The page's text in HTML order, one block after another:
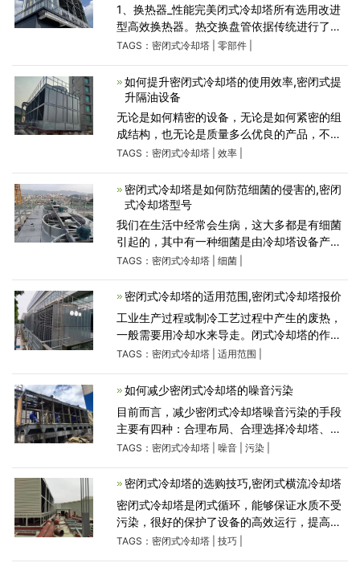
1、换热器_性能完美闭式冷却塔所有选用改进
型高效换热器。热交换盘管依据传统进行了优
化，选用椭圆形断面，有效降低了空气侧阻
每单位体积的热交换管
TAGS： 密闭式冷却塔| 零部件|
如何提升密闭式冷却塔的使用效率,密闭式提
升隔油设备
无论是如何精密的设备，无论是如何紧密的组
成结构，也无论是质量多么优良的产品，不进
行一个正确、良好的保养和维护，都很难让设
冷却塔是众多**科学
TAGS： 密闭式冷却塔| 效率|
密闭式冷却塔是如何防范细菌的侵害的,密闭
式冷却塔型号
我们在生活中经常会生病，这大多都是有细菌
引起的，其中有一种细菌是由冷却塔设备产生
的，这种细菌的生存需要一定的条件，比如必
而一些冷却塔设备或者
TAGS： 密闭式冷却塔| 细菌|
密闭式冷却塔的适用范围,密闭式冷却塔报价
工业生产过程或制冷工艺过程中产生的废热，
一般需要用冷却水来导走。闭式冷却塔的作用
就是将携带废热的冷却水在塔内与空气进行热
式冷却塔主要应
TAGS： 密闭式冷却塔| 适用范围
如何减少密闭式冷却塔的噪音污染
目前而言，减少密闭式冷却塔噪音污染的手段
主要有四种：合理布局、合理选择冷却塔、控
制传播途径、保护受声体。下面便来分别了解
布局合理布局
TAGS： 密闭式冷却塔| 噪音| 污染|
密闭式冷却塔的选购技巧,密闭式横流冷却塔
密闭式冷却塔是闭式循环，能够保证水质不受
污染，很好的保护了设备的高效运行，提高了
设备的使用寿命。密闭式冷却塔虽然功能强
TAGS： 密闭式冷却塔| 技巧|